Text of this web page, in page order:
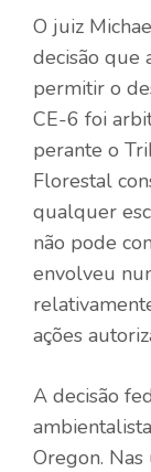
O juiz
decisão que
permitir o
CE-6 foi
perante o
Florestal
qualquer
não pode
envolveu
ações
A decisão
Oregon.